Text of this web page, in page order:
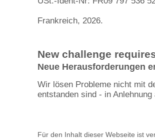
Frankreich, 2026.
New challenge
Neue Herausforderungen
Wir lösen Probleme nicht mit
entstanden sind - in
Für den Inhalt dieser Webseite ist